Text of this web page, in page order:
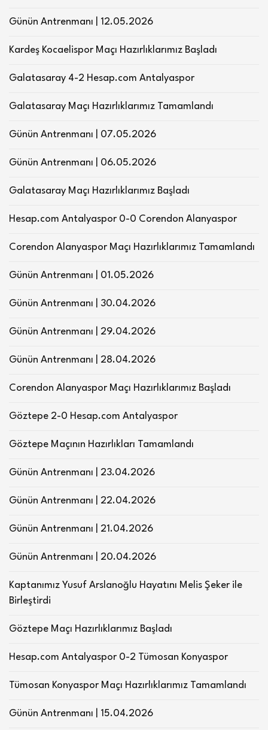
Günün Antrenmanı | 12.05.2026
Kardeş Kocaelispor Maçı Hazırlıklarımız Başladı
Galatasaray 4-2 Hesap.com Antalyaspor
Galatasaray Maçı Hazırlıklarımız Tamamlandı
Günün Antrenmanı | 07.05.2026
Günün Antrenmanı | 06.05.2026
Galatasaray Maçı Hazırlıklarımız Başladı
Hesap.com Antalyaspor 0-0 Corendon Alanyaspor
Corendon Alanyaspor Maçı Hazırlıklarımız Tamamlandı
Günün Antrenmanı | 01.05.2026
Günün Antrenmanı | 30.04.2026
Günün Antrenmanı | 29.04.2026
Günün Antrenmanı | 28.04.2026
Corendon Alanyaspor Maçı Hazırlıklarımız Başladı
Göztepe 2-0 Hesap.com Antalyaspor
Göztepe Maçının Hazırlıkları Tamamlandı
Günün Antrenmanı | 23.04.2026
Günün Antrenmanı | 22.04.2026
Günün Antrenmanı | 21.04.2026
Günün Antrenmanı | 20.04.2026
Kaptanımız Yusuf Arslanoğlu Hayatını Melis Şeker ile
Birleştirdi
Göztepe Maçı Hazırlıklarımız Başladı
Hesap.com Antalyaspor 0-2 Tümosan Konyaspor
Tümosan Konyaspor Maçı Hazırlıklarımız Tamamlandı
Günün Antrenmanı | 15.04.2026